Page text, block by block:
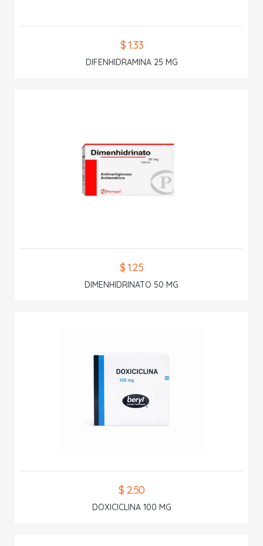
$ 1.33
DIFENHIDRAMINA 25 MG
$ 1.25
DIMENHIDRINATO 50 MG
$ 2.50
DOXICICLINA 100 MG